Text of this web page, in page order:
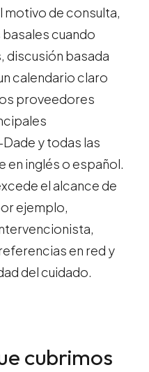
motivo de consulta,
cuando
discusión basada
calendario claro
proveedores
y todas las
en inglés o español.
el alcance de
ejemplo,
en red y
del cuidado.
cubrimos